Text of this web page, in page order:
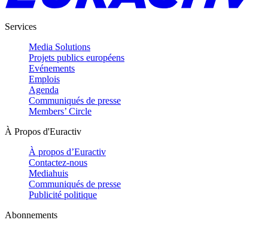
Services
Media Solutions
Projets publics européens
Evénements
Emplois
Agenda
Communiqués de presse
Members’ Circle
À Propos d'Euractiv
À propos d’Euractiv
Contactez-nous
Mediahuis
Communiqués de presse
Publicité politique
Abonnements